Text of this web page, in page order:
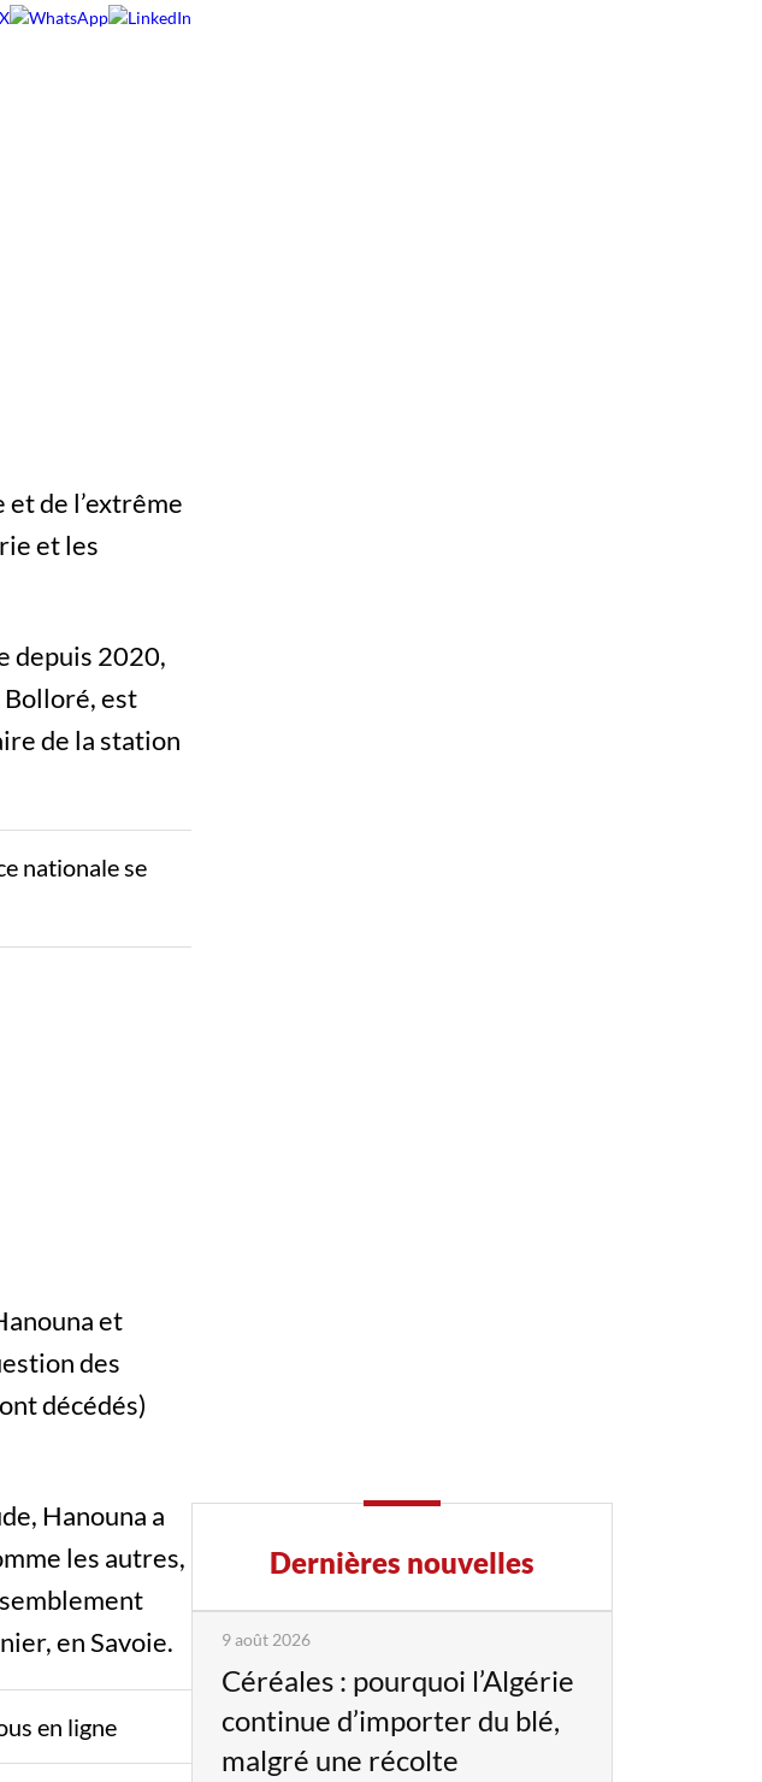
de l’extrême
et les
depuis 2020,
est
de la station
nationale se
et
des
décédés)
Hanouna a
les autres,
en Savoie.
en ligne
Dernières nouvelles
9 août 2026
Céréales : pourquoi l’Algérie
continue d’importer du blé,
malgré une récolte